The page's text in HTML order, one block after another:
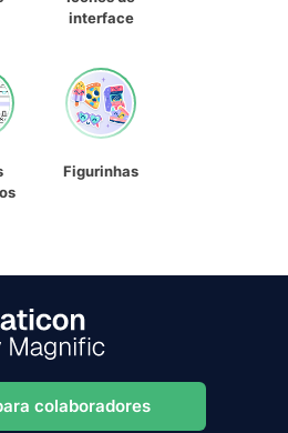
interface
Figurinhas
colaboradores